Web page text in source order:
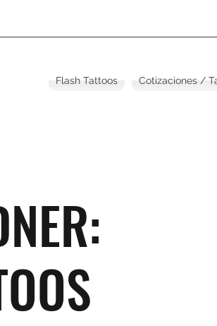
Flash Tattoos Cotizaciones /